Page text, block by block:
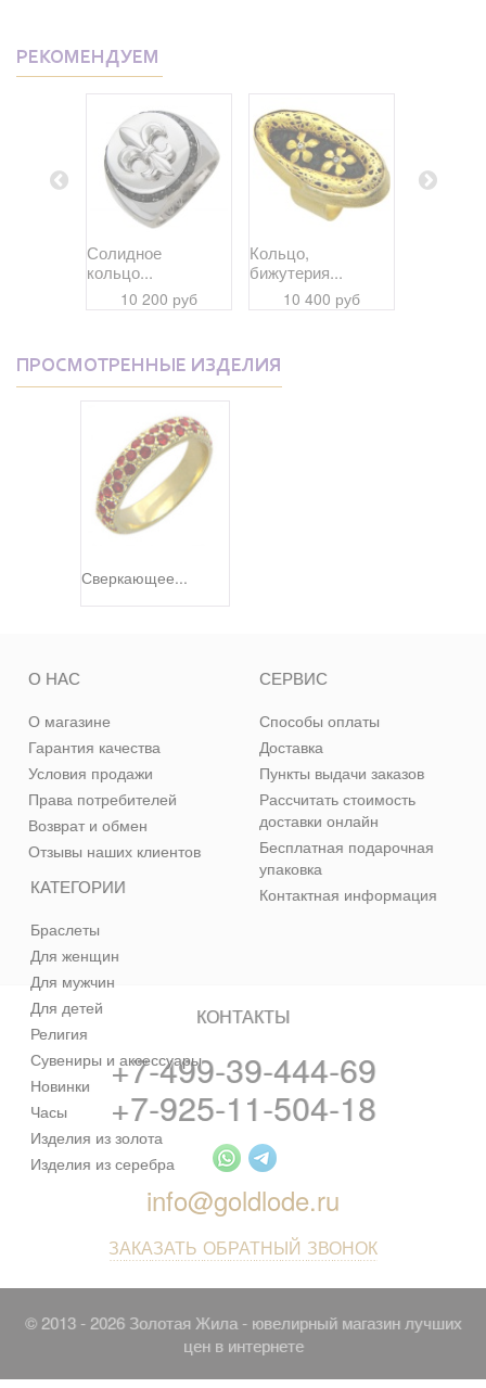
РЕКОМЕНДУЕМ
Солидное
кольцо...
10 200 руб
Кольцо,
бижутерия...
10 400 руб
ПРОСМОТРЕННЫЕ ИЗДЕЛИЯ
Сверкающее...
КАТЕГОРИИ
Браслеты
Для женщин
Для мужчин
Для детей
Религия
Сувениры и аксессуары
Новинки
Часы
Изделия из золота
Изделия из серебра
О НАС
О магазине
Гарантия качества
Условия продажи
Права потребителей
Возврат и обмен
Отзывы наших клиентов
СЕРВИС
Способы оплаты
Доставка
Пункты выдачи заказов
Рассчитать стоимость
доставки онлайн
Бесплатная подарочная
упаковка
Контактная информация
КОНТАКТЫ
+7-499-39-444-69
+7-925-11-504-18
info@goldlode.ru
ЗАКАЗАТЬ ОБРАТНЫЙ ЗВОНОК
© 2013 - 2026 Золотая Жила - ювелирный магазин лучших
цен в интернете